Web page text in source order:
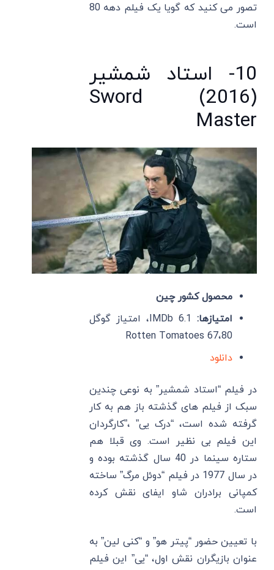
تصور می کنید که گویا یک فیلم دهه 80
است.
10- استاد شمشیر
(2016) Sword
Master
محصول کشور چین
امتیازها:
IMDb 6.1، امتیاز گوگل
80،Rotten Tomatoes 67
دانلود
در فیلم “استاد شمشیر” به نوعی چندین
سبک از فیلم های گذشته باز هم به کار
گرفته شده است، “درک یی” ،”کارگردان
این فیلم بی نظیر است. وی قبلا هم
ستاره سینما در 40 سال گذشته بوده و
در سال 1977 در فیلم “دوئل مرگ” ساخته
کمپانی برادران شاو ایفای نقش کرده
است.
با تعیین حضور “پیتر هو” و “کنی لین” به
عنوان بازیگران نقش اول، “یی” این فیلم